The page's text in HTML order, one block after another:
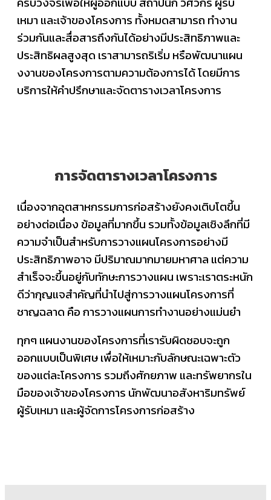
เหมา และเจ้าของโครงการ ทั้งหมดสามารถ ทำงาน
ร่วมกันและสื่อสารถึงกันได้อย่างมีประสิทธิภาพและ
ประสิทธิผลสูงสุด เราสามารถริเริ่ม หรือพัฒนาแผน
งงานของโครงการตามความต้องการได้ โดยมีการ
บริการให้คำปรึกษาและจัดตารางเวลาโครงการ
การจัดตารางเวลาโครงการ
เนื่องจากอุตสาหกรรมการก่อสร้างยังคงเติบโตขึ้น
อย่างต่อเนื่อง ข้อมูลที่มากขึ้น รวมทั้งข้อมูลเชิงลึกที่มี
ความจำเป็นสำหรับการวางแผนโครงการอย่างมี
ประสิทธิภาพอาจ มีปริมาณมากมายมหาศาล แต่ความ
สำเร็จจะขึ้นอยู่กับทักษะการวางแผน เพราะเราตระหนัก
ดีว่ากุญแจสำคัญที่นำไปสู่การวางแผนโครงการที่
ชาญฉลาด คือ การวางแผนการทำงานอย่างแม่นยำ
ทุกๆ แผนงานของโครงการที่เรารับผิดชอบจะถูก
ออกแบบเป็นพิเศษ เพื่อให้เหมาะกับลักษณะเฉพาะตัว
ของแต่ละโครงการ รวมถึงศักยภาพ และทรัพยากรใน
มือของเจ้าของโครงการ นักพัฒนาอสังหาริมทรัพย์
ผู้รับเหมา และผู้จัดการโครงการก่อสร้าง